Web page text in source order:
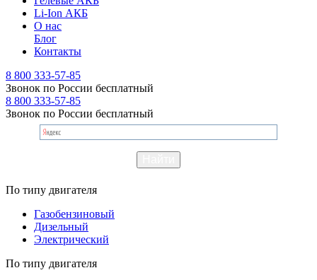
Li-Ion АКБ
О нас
Блог
Контакты
8 800 333-57-85
Звонок по России бесплатный
8 800 333-57-85
Звонок по России бесплатный
По типу двигателя
Газобензиновый
Дизельный
Электрический
По типу двигателя